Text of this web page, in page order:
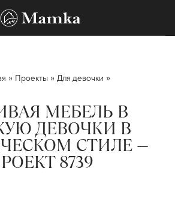
» Проекты » Для девочки »
МЕБЕЛЬ В
ДЕВОЧКИ В
СТИЛЕ —
8739